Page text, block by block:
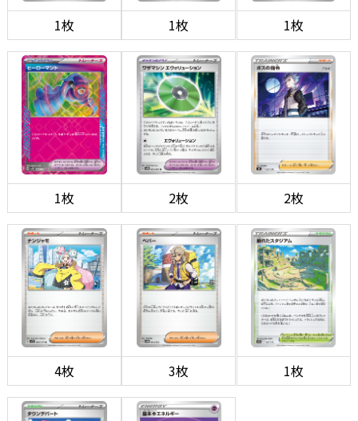
1枚 1枚 1枚
1枚 2枚 2枚
4枚 3枚 1枚